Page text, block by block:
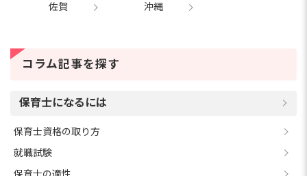
佐賀
沖縄
コラム記事を探す
保育士になるには
保育士資格の取り方
就職試験
保育士の適性